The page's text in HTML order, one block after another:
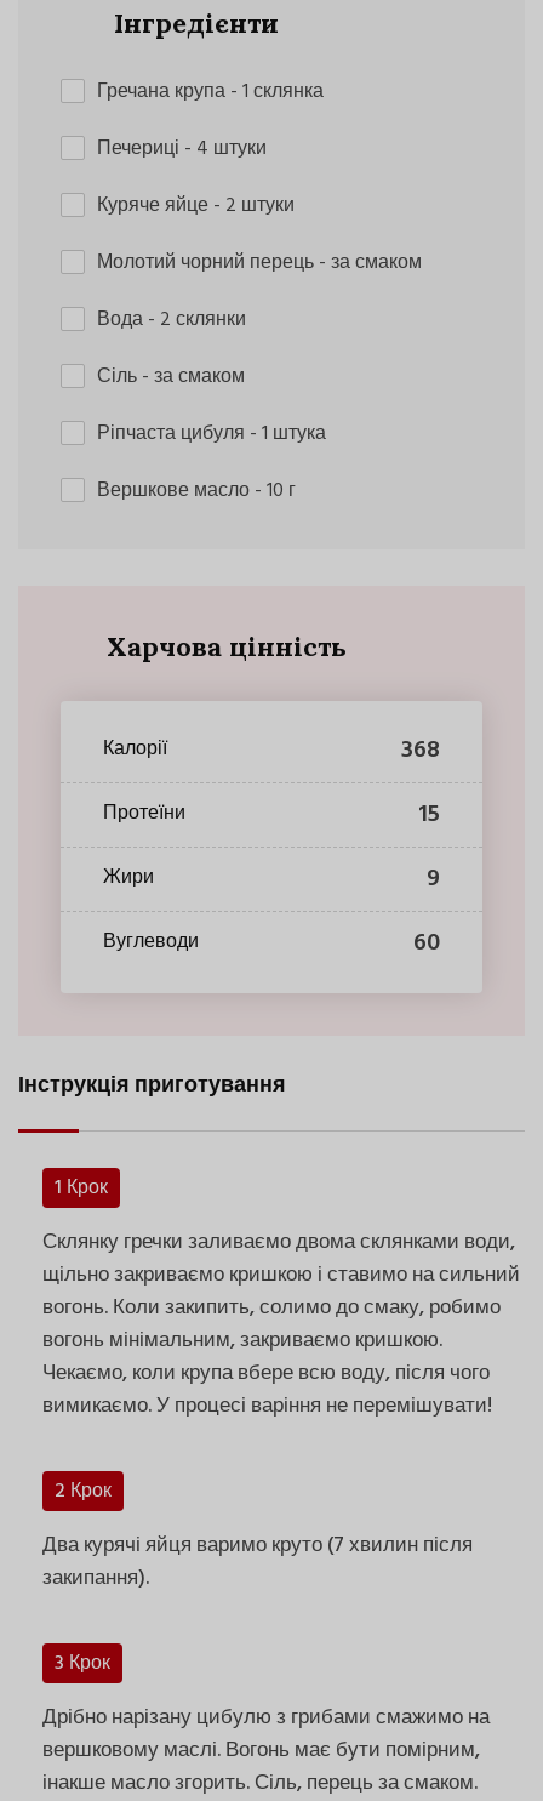
Інгредієнти
Гречана крупа- 1 склянка
Печериці - 4 штуки
Куряче яйце- 2 штуки
Молотий чорний перець- за смаком
Вода- 2 склянки
Сіль- за смаком
Ріпчаста цибуля - 1 штука
Вершкове масло- 10 г
Харчова цінність
Калорії 368
Протеїни 15
Жири 9
Вуглеводи 60
Інструкція приготування
1 Крок
Склянку гречки заливаємо двома склянками води,
щільно закриваємо кришкою і ставимо на сильний
вогонь. Коли закипить, солимо до смаку, робимо
вогонь мінімальним, закриваємо кришкою.
Чекаємо, коли крупа вбере всю воду, після чого
вимикаємо. У процесі варіння не перемішувати!
2 Крок
Два курячі яйця варимо круто (7 хвилин після
закипання).
3 Крок
Дрібно нарізану цибулю з грибами смажимо на
вершковому маслі. Вогонь має бути помірним,
інакше масло згорить. Сіль, перець за смаком.